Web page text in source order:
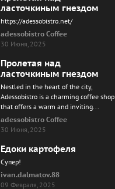
ласточкиным гнездом
https://adessobistro.net/
adessobistro Coffee
30 Июня, 2025
Пролетая над
ласточкиным гнездом
Nestled in the heart of the city,
Adessobistro is a charming coffee shop
that offers a warm and inviting...
adessobistro Coffee
30 Июня, 2025
Едоки картофеля
Cупер!
ivan.dalmatov.88
09 Февраля, 2025